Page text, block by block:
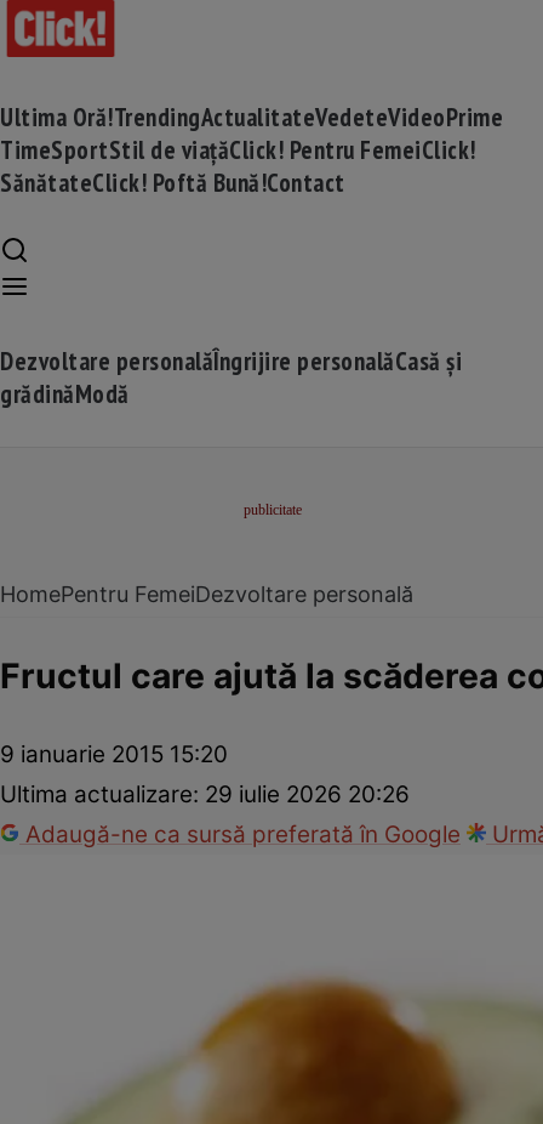
Ultima Oră!TrendingActualitateVedeteVideoPrime
TimeSportStil de viațăClick! Pentru FemeiClick!
SănătateClick! Poftă Bună!Contact
Dezvoltare personalăÎngrijire personalăCasă și
grădinăModă
HomePentru FemeiDezvoltare personală
Fructul care ajută la scăderea
9 ianuarie 2015 15:20
Ultima actualizare: 29 iulie 2026 20:26
Adaugă-ne ca sursă preferată în Google